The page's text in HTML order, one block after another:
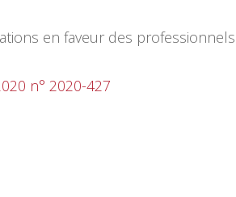
en faveur des
n° 2020-427